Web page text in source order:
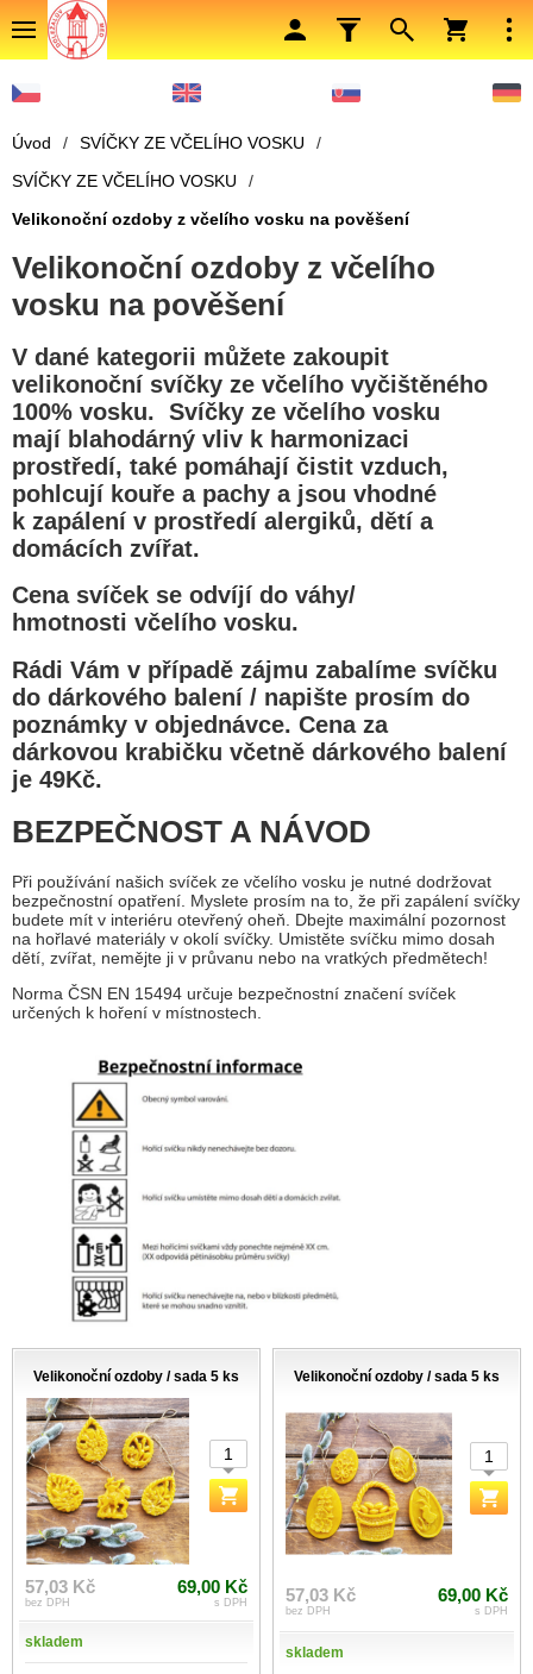
Úvod / SVÍČKY ZE VČELÍHO VOSKU
/
SVÍČKY ZE VČELÍHO VOSKU
/
Velikonoční ozdoby z včelího vosku na pověšení
Velikonoční ozdoby z včelího
vosku na pověšení
V dané kategorii můžete zakoupit
velikonoční svíčky ze včelího vyčištěného
100% vosku. Svíčky ze včelího vosku
mají blahodárný vliv k harmonizaci
prostředí, také pomáhají čistit vzduch,
pohlcují kouře a pachy a jsou vhodné
k zapálení v prostředí alergiků, dětí a
domácích zvířat.
Cena svíček se odvíjí do váhy/
hmotnosti včelího vosku.
Rádi Vám v případě zájmu zabalíme svíčku
do dárkového balení / napište prosím do
poznámky v objednávce. Cena za
dárkovou krabičku včetně dárkového balení
je 49Kč.
BEZPEČNOST A NÁVOD
Při používání našich svíček ze včelího vosku je nutné dodržovat
bezpečnostní opatření. Myslete prosím na to, že při zapálení svíčky
budete mít v interiéru otevřený oheň. Dbejte maximální pozornost
na hořlavé materiály v okolí svíčky. Umistěte svíčku mimo dosah
dětí, zvířat, nemějte ji v průvanu nebo na vratkých předmětech!
Norma ČSN EN 15494 určuje bezpečnostní značení svíček
určených k hoření v místnostech.
Velikonoční ozdoby / sada 5 ks
57,03 Kč
bez DPH
69,00 Kč
s DPH
skladem
Velikonoční ozdoby / sada 5 ks
57,03 Kč
bez DPH
69,00 Kč
s DPH
skladem